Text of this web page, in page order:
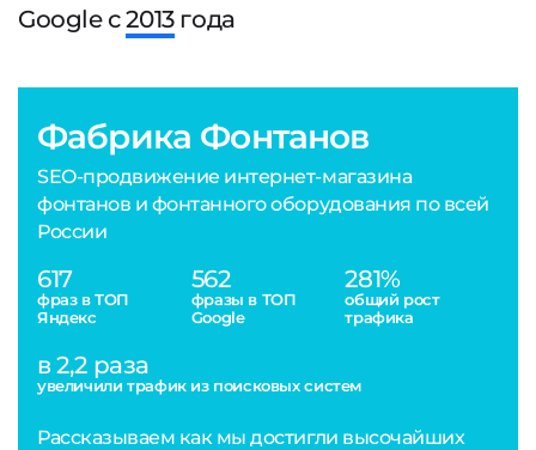
Google с2013года
Фабрика Фонтанов
SEO-продвижение интернет-магазина
фонтанов и фонтанного оборудования по всей
России
617
фраз в ТОП
Яндекс
562
фразы в ТОП
Google
281%
общий рост
трафика
в 2,2 раза
увеличили трафик из поисковых систем
Рассказываем как мы достигли высочайших